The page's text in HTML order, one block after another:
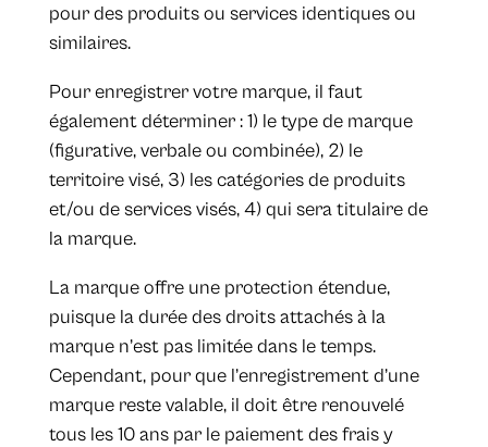
pour des produits ou services identiques ou
similaires.
Pour enregistrer votre marque, il faut
également déterminer : 1) le type de marque
(figurative, verbale ou combinée), 2) le
territoire visé, 3) les catégories de produits
et/ou de services visés, 4) qui sera titulaire de
la marque.
La marque offre une protection étendue,
puisque la durée des droits attachés à la
marque n’est pas limitée dans le temps.
Cependant, pour que l’enregistrement d’une
marque reste valable, il doit être renouvelé
tous les 10 ans par le paiement des frais y